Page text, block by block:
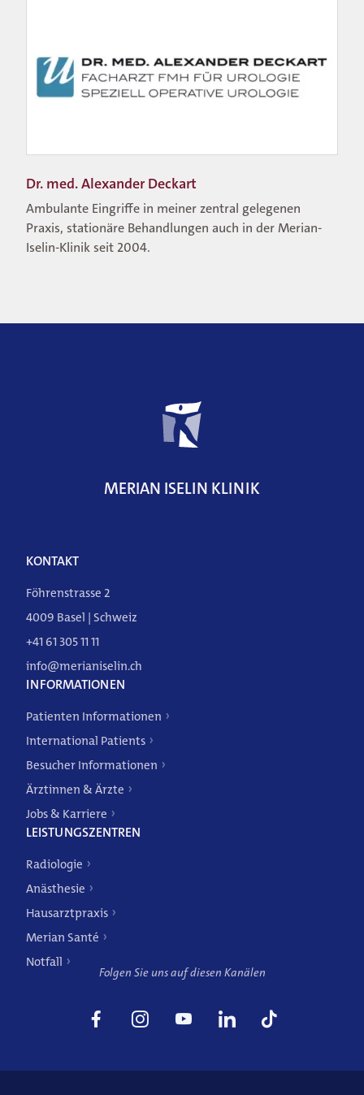
Dr. med. Alexander Deckart
Ambulante Eingriffe in meiner zentral gelegenen
Praxis, stationäre Behandlungen auch in der Merian-
Iselin-Klinik seit 2004.
MERIAN ISELIN KLINIK
KONTAKT
Föhrenstrasse 2
4009 Basel | Schweiz
+41 61 305 11 11
info@merianiselin.ch
INFORMATIONEN
Patienten Informationen
International Patients
Besucher Informationen
Ärztinnen & Ärzte
Jobs & Karriere
LEISTUNGSZENTREN
Radiologie
Anästhesie
Hausarztpraxis
Merian Santé
Notfall
Folgen Sie uns auf diesen Kanälen